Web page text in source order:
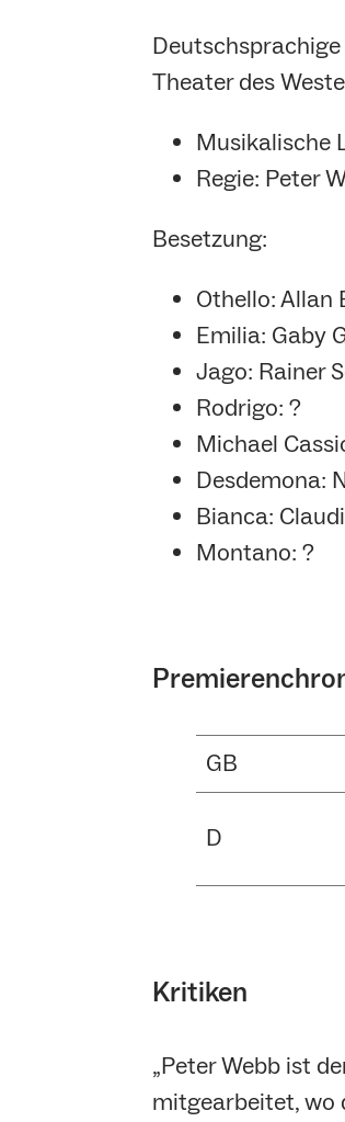
Theater des
Musikalische
Regie: Peter
Besetzung:
Othello: Allan
Emilia: Gaby
Jago: Rainer
Rodrigo: ?
Michael
Desdemona:
Bianca:
Montano: ?
GB
D
Kritiken
„Peter Webb ist
mitgearbeitet, wo